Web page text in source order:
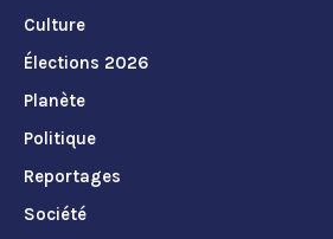
Culture
Élections 2026
Planète
Politique
Reportages
Société